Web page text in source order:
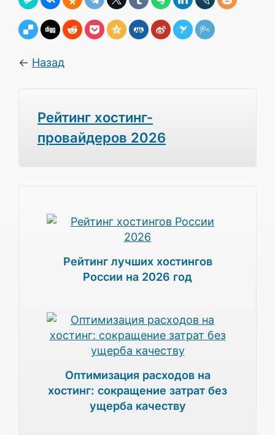
← Назад
Рейтинг хостинг-
провайдеров 2026
Рейтинг лучших хостингов
России на 2026 год
Оптимизация расходов на
хостинг: сокращение затрат без
ущерба качеству